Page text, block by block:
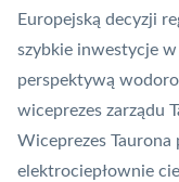
Europejską decyzji
szybkie inwestycje
perspektywą
wiceprezes zarządu
Wiceprezes Taurona
elektrociepłownie